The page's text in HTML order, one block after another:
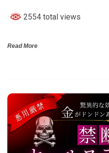
2554 total views
Read More